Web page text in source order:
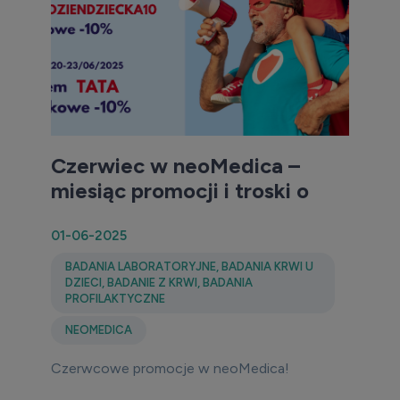
Czerwiec w neoMedica –
miesiąc promocji i troski o
01-06-2025
BADANIA LABORATORYJNE, BADANIA KRWI U
DZIECI , BADANIE Z KRWI , BADANIA
PROFILAKTYCZNE
NEOMEDICA
Czerwcowe promocje w neoMedica!